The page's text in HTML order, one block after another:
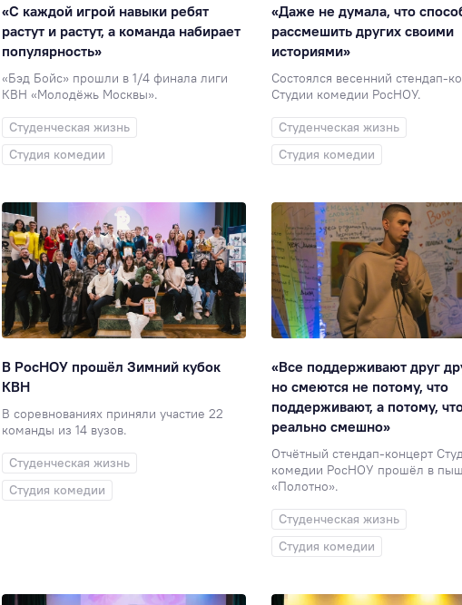
«С каждой игрой навыки ребят
растут и растут, а команда набирает
популярность»
«Бэд Бойс» прошли в 1/4 финала лиги
КВН «Молодёжь Москвы».
Студенческая жизнь
Студия комедии
«Даже не думала, что
рассмешить других своими
историями»
Состоялся весенний стендап-
Студии комедии РосНОУ.
Студенческая жизнь
Студия комедии
В РосНОУ прошёл Зимний кубок
КВН
В соревнованиях приняли участие 22
команды из 14 вузов.
Студенческая жизнь
Студия комедии
«Все поддерживают друг
но смеются не потому, что
поддерживают, а потому,
реально смешно»
Отчётный стендап-концерт
комедии РосНОУ прошёл в
«Полотно».
Студенческая жизнь
Студия комедии